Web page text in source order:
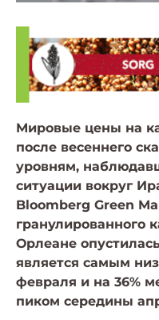
Мировые цены на
после весеннего
уровням,
ситуации вокруг
Bloomberg Green
гранулированного
Орлеане
является самым
февраля и на 36%
пиком середины